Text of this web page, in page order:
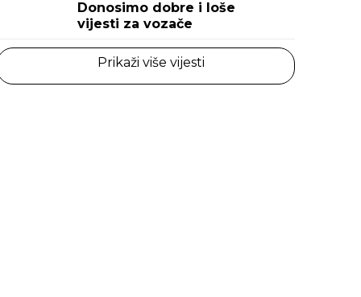
Donosimo dobre i loše
vijesti za vozače
Prikaži više vijesti